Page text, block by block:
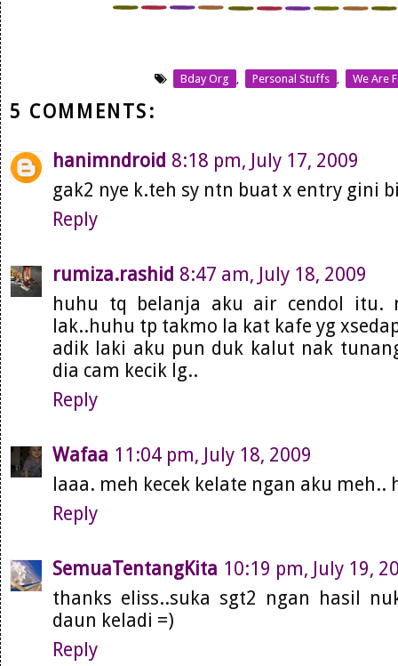
Bday Org Personal Stuffs We Are
5 COMMENTS:
hanimndroid 8:18 pm, July 17, 2009
gak2 nye k.teh sy ntn buat x entry gini
Reply
rumiza.rashid 8:47 am, July 18, 2009
huhu tq belanja aku air cendol itu.
lak..huhu tp takmo la kat kafe yg
adik laki aku pun duk kalut nak
dia cam kecik lg..
Reply
Wafaa 11:04 pm, July 18, 2009
laaa. meh kecek kelate ngan aku meh..
Reply
SemuaTentangKita 10:19 pm, July 19,
thanks eliss..suka sgt2 ngan hasil
daun keladi =)
Reply